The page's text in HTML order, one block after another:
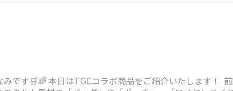
です🛒🌈 本日はTGCコラボ商品をご紹介いたします！